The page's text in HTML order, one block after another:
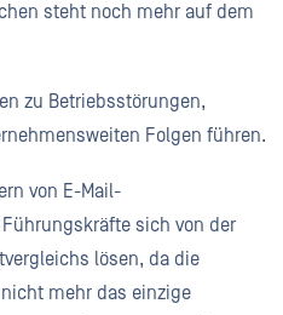
steht noch mehr auf dem
zu Betriebsstörungen,
Folgen führen.
von E-Mail-
sich von der
lösen, da die
mehr das einzige